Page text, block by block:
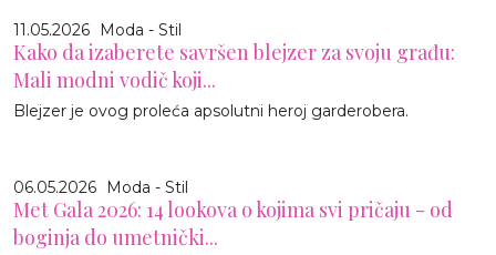
11.05.2026 Moda - Stil
Kako da izaberete savršen blejzer za svoju građu:
Mali modni vodič koji...
Blejzer je ovog proleća apsolutni heroj garderobera.
06.05.2026 Moda - Stil
Met Gala 2026: 14 lookova o kojima svi pričaju - od
boginja do umetnički...